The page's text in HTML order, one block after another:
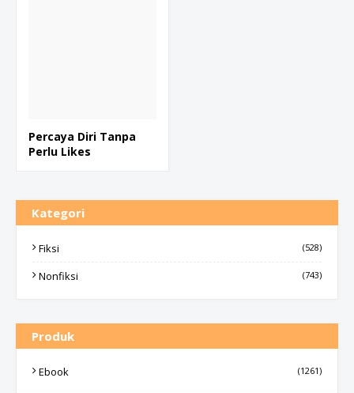
Percaya Diri Tanpa
Perlu Likes
Kategori
Fiksi (528)
Nonfiksi (743)
Produk
Ebook (1261)